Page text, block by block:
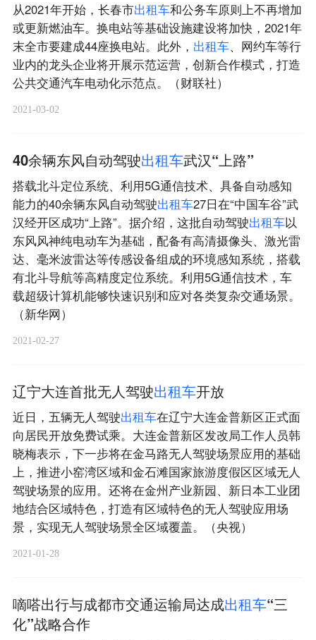
从2021年开始，长春市出租车和公务车原则上不再增加
或更新燃油车。换电站等基础设施建设将加快，2021年
末全市要建成44座换电站。此外， 出租车、网约车等行
业内的龙头企业将开展示范运营，创新合作模式，打造
公共交通汽车电动化示范点。（财联社）
2021-03-02
40余辆东风自动驾驶出租车武汉“上路”
搭载北斗定位系统、利用5G通信技术、具备自动感知
能力的40余辆东风自动驾驶出租车27日在“中国车谷”武
汉经开区成功“上路”。据介绍，这批自动驾驶出租车以
东风风神纯电动车为基础，配备有高清摄像头、激光雷
达、毫米波雷达等传感设备组成的环境感知系统，搭载
有北斗导航等高精度定位系统。利用5G通信技术，车
载超级计算机能够快速识别和应对各类复杂交通场景。
（新华网）
2021-02-27
辽宁大连首批无人驾驶出租车开放
近日，五辆无人驾驶出租车在辽宁大连金普新区正式面
向居民开放免费试乘。大连金普新区发改局工作人员韩
晓梅表示，下一步将在金马路无人驾驶场景应用的基础
上，推进小窑湾区域和金石滩国家旅游度假区区域无人
驾驶场景的应用。还将在金州产业新园、新日本工业团
地结合区域特色，打造有区域特色的无人驾驶应用场
景，实现无人驾驶场景全区域覆盖。（央视）
2021-01-28
嘀嗒出行与成都市交通运输局达成出租车“三
化”战略合作